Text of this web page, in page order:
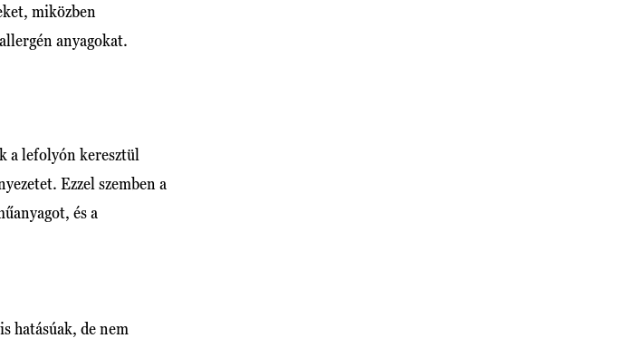
miközben
anyagokat.
a lefolyón keresztül
Ezzel szemben a
és a
hatásúak, de nem